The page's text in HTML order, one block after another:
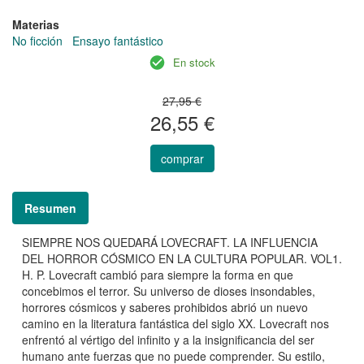
Materias
No ficción
Ensayo fantástico
En stock
27,95 €
26,55 €
comprar
Resumen
SIEMPRE NOS QUEDARÁ LOVECRAFT. LA INFLUENCIA
DEL HORROR CÓSMICO EN LA CULTURA POPULAR. VOL1.
H. P. Lovecraft cambió para siempre la forma en que
concebimos el terror. Su universo de dioses insondables,
horrores cósmicos y saberes prohibidos abrió un nuevo
camino en la literatura fantástica del siglo XX. Lovecraft nos
enfrentó al vértigo del infinito y a la insignificancia del ser
humano ante fuerzas que no puede comprender. Su estilo,